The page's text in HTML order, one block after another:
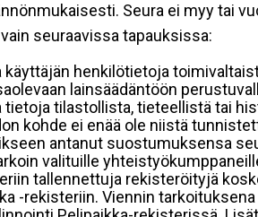
Seura ei myy tai
seuraavissa tapauksissa:
käyttäjän henkilötietoja
lainsäädäntöön
tietoja tilastollista, tieteellistä tai
kohde ei enää ole niistä
antanut suostumuksensa
valituille
tallennettuja rekisteröityjä
-rekisteriin. Viennin